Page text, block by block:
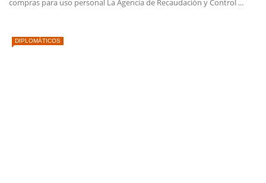
compras para uso personal La Agencia de Recaudación y Control ...
DIPLOMÁTICOS